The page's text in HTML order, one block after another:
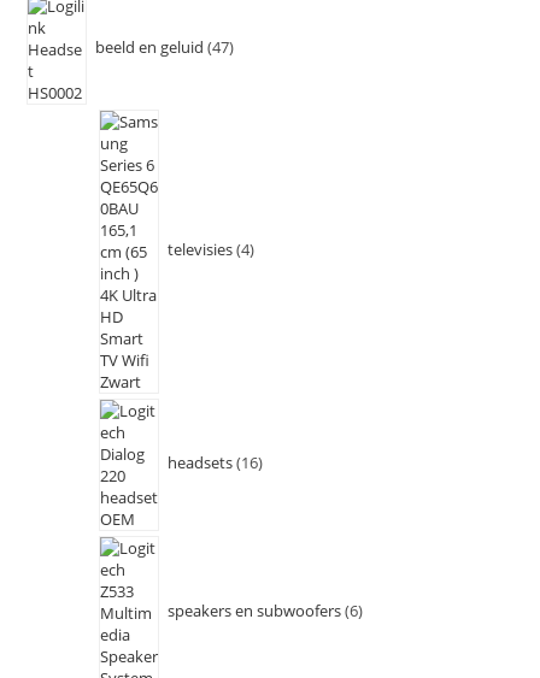
beeld en geluid 47
televisies 4
headsets 16
speakers en subwoofers 6